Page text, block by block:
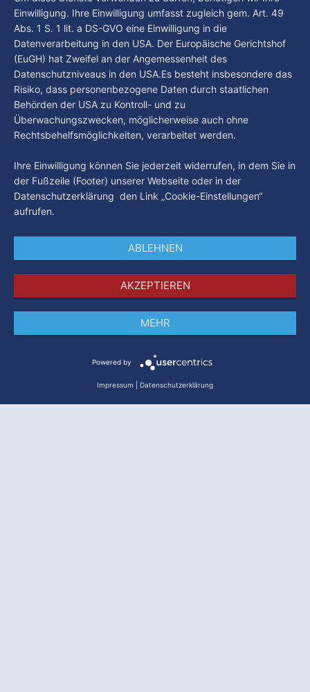
Datenschutz
Einwilligung. Ihre Einwilligung umfasst zugleich gem. Art. 49
Abs. 1 S. 1 lit. a DS-GVO eine Einwilligung in die
Datenverarbeitung in den USA. Der Europäische Gerichtshof
(EuGH) hat Zweifel an der Angemessenheit des
Datenschutzniveaus in den USA.Es besteht insbesondere das
Risiko, dass personenbezogene Daten durch staatlichen
Behörden der USA zu Kontroll- und zu
Überwachungszwecken, möglicherweise auch ohne
Rechtsbehelfsmöglichkeiten, verarbeitet werden.
Ihre Einwilligung können Sie jederzeit widerrufen, in dem Sie in
der Fußzeile (Footer) unserer Webseite oder in der
Datenschutzerklärung den Link „Cookie-Einstellungen“
aufrufen.
ABLEHNEN
AKZEPTIEREN
MEHR
Powered by
Impressum Datenschutzerklärung